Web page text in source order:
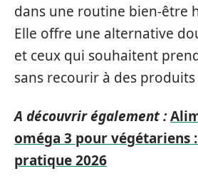
dans une routine bien-être
Elle offre une alternative
et ceux qui souhaitent
sans recourir à des produits
A découvrir également :
oméga 3 pour végétariens
pratique 2026